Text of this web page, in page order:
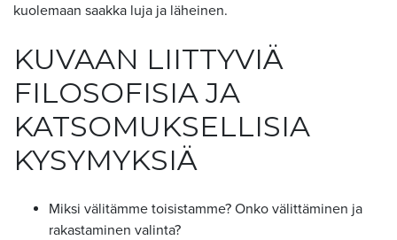
kuolemaan saakka luja ja läheinen.
KUVAAN LIITTYVIÄ
FILOSOFISIA JA
KATSOMUKSELLISIA
KYSYMYKSIÄ
Miksi välitämme toisistamme? Onko välittäminen ja
rakastaminen valinta?